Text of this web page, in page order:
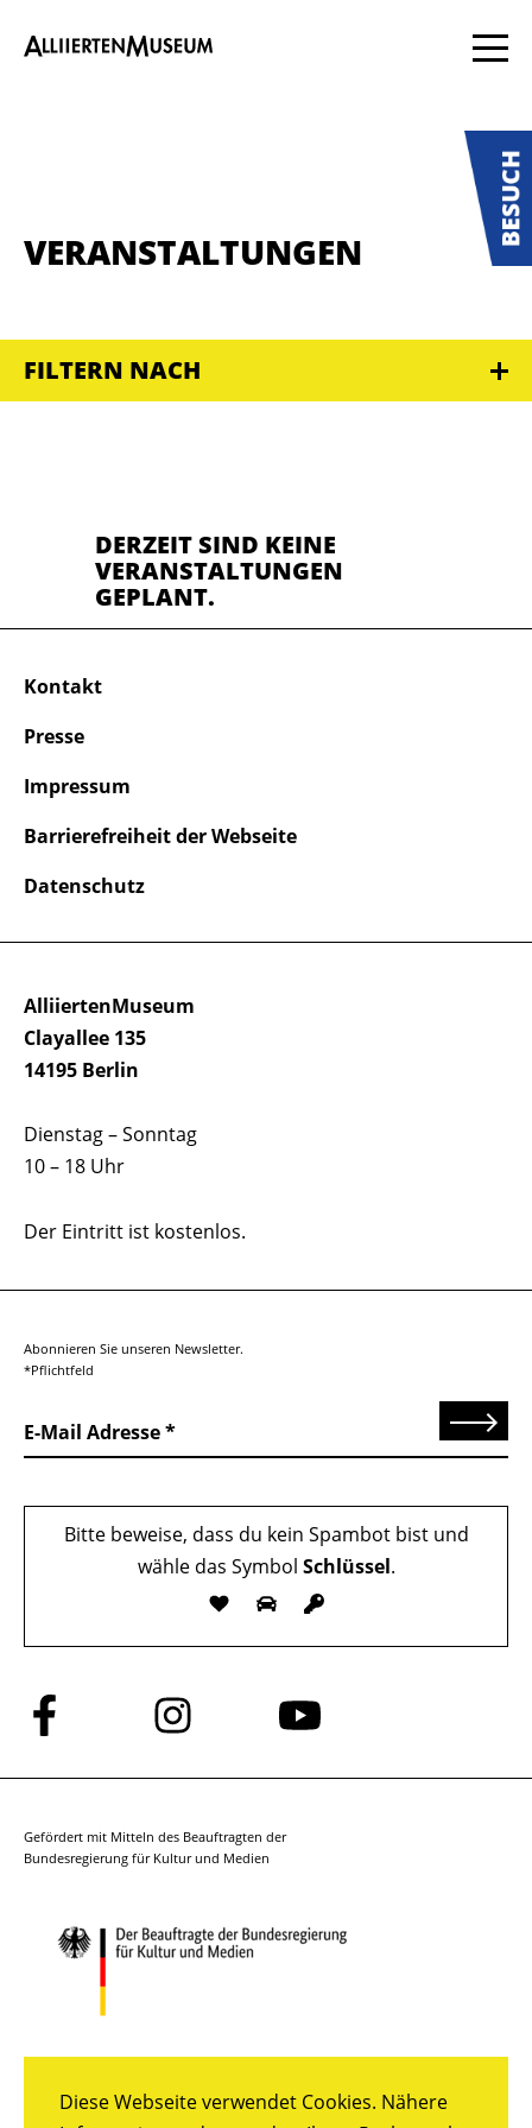
Diese Webseite verwendet Cookies. Nähere
VERANSTALTUNGEN
FILTERN NACH
DERZEIT SIND KEINE
VERANSTALTUNGEN
GEPLANT.
AlliiertenMuseum
Clayallee 135
14195 Berlin
Dienstag – Sonntag
10 – 18 Uhr
Der Eintritt ist kostenlos.
Kontakt
Presse
Impressum
Barrierefreiheit der Webseite
Datenschutz
Abonnieren Sie unseren Newsletter.
*Pflichtfeld
E-Mail Adresse Senden
Bitte beweise, dass du kein Spambot bist und
wähle das Symbol Schlüssel.
Folge
uns
auf
Folge
uns
auf
Folge
auf
Gefördert mit Mitteln des Beauftragten der
Bundesregierung für Kultur und Medien